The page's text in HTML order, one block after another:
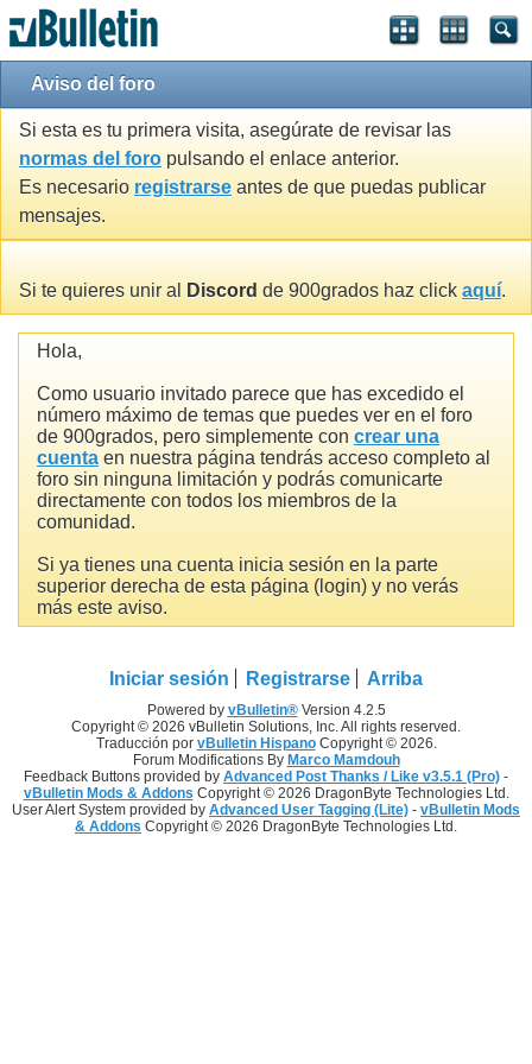
Aviso del foro
Si esta es tu primera visita, asegúrate de revisar las
normas del foro pulsando el enlace anterior.
Es necesario registrarse antes de que puedas publicar
mensajes.
Si te quieres unir al Discord de 900grados haz click aquí.
Hola,
Como usuario invitado parece que has excedido el
número máximo de temas que puedes ver en el foro
de 900grados, pero simplemente con crear una
cuenta en nuestra página tendrás acceso completo al
foro sin ninguna limitación y podrás comunicarte
directamente con todos los miembros de la
comunidad.
Si ya tienes una cuenta inicia sesión en la parte
superior derecha de esta página (login) y no verás
más este aviso.
Iniciar sesión Registrarse Arriba
Powered by vBulletin®Version 4.2.5
Copyright © 2026 vBulletin Solutions, Inc. All rights reserved.
Traducción por vBulletin HispanoCopyright © 2026.
Forum Modifications By Marco Mamdouh
Feedback Buttons provided by Advanced Post Thanks / Like v3.5.1 (Pro) -
vBulletin Mods & Addons Copyright © 2026 DragonByte Technologies Ltd.
User Alert System provided by Advanced User Tagging (Lite) - vBulletin Mods
& Addons Copyright © 2026 DragonByte Technologies Ltd.